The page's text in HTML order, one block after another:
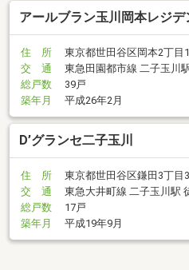
アールブラン玉川岡本レジデ
住 所
東京都世田谷区岡本2丁目
交 通
東急田園都市線 二子玉川
総戸数
39戸
築年月
平成26年2月
D’グランセ二子玉川
住 所
東京都世田谷区鎌田3丁目
交 通
東急大井町線 二子玉川駅
総戸数
17戸
築年月
平成19年9月